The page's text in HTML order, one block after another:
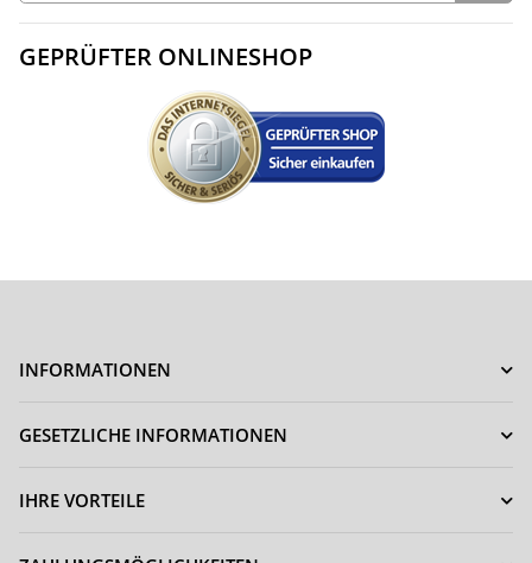
GEPRÜFTER ONLINESHOP
INFORMATIONEN
GESETZLICHE INFORMATIONEN
IHRE VORTEILE